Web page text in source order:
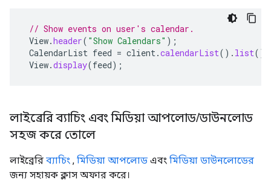
// Show events on user's calendar.
View.header( "Show Calendars" );
CalendarList feed = client.calendarList(). list().
View.display(feed);
লাইব্রেরি ব্যাচিং এবং মিডিয়া আপলোড/ডাউনলোড
সহজ করে তোলে
লাইব্রেরি ব্যাচিং , মিডিয়া আপলোড এবং মিডিয়া ডাউনলোডের
জন্য সহায়ক ক্লাস অফার করে।